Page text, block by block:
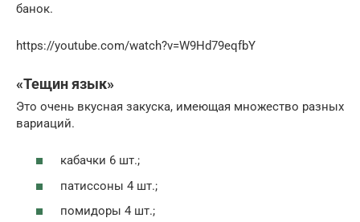
банок.
https://youtube.com/watch?v=W9Hd79eqfbY
«Тещин язык»
Это очень вкусная закуска, имеющая множество разных
вариаций.
кабачки 6 шт.;
патиссоны 4 шт.;
помидоры 4 шт.;